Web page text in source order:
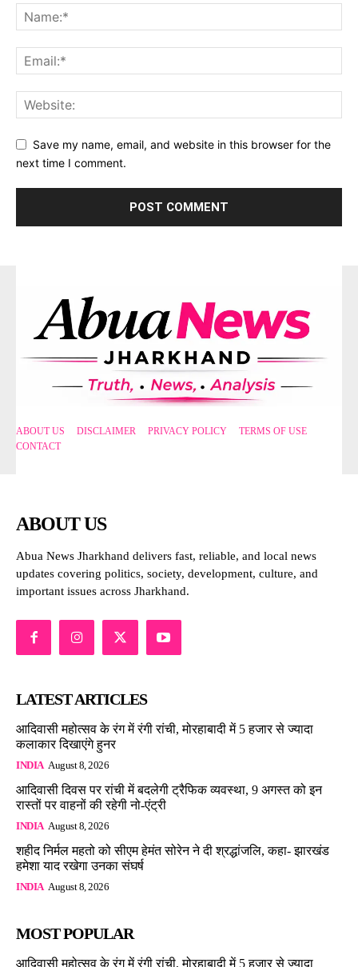
Save my name, email, and website in this browser for the
next time I comment.
ABOUT US DISCLAIMER PRIVACY POLICY
TERMS OF USE
CONTACT
ABOUT US
Abua News Jharkhand delivers fast, reliable, and local news
updates covering politics, society, development, culture, and
important issues across Jharkhand.
LATEST ARTICLES
आदिवासी महोत्सव के रंग में रंगी रांची, मोरहाबादी में 5 हजार से ज्यादा
कलाकार दिखाएंगे हुनर
INDIA August 8, 2026
आदिवासी दिवस पर रांची में बदलेगी ट्रैफिक व्यवस्था, 9 अगस्त को इन
रास्तों पर वाहनों की रहेगी नो-एंट्री
INDIA August 8, 2026
शहीद निर्मल महतो को सीएम हेमंत सोरेन ने दी श्रद्धांजलि, कहा- झारखंड
हमेशा याद रखेगा उनका संघर्ष
INDIA August 8, 2026
MOST POPULAR
आदिवासी महोत्सव के रंग में रंगी रांची, मोरहाबादी में 5 हजार से ज्यादा